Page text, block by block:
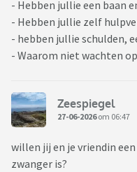
- Hebben jullie een baan
- Hebben jullie zelf
- hebben jullie schulden,
- Waarom niet wachten
Zeespiegel
27-06-2026om 06:47
willen jij en je vriendin
zwanger is?